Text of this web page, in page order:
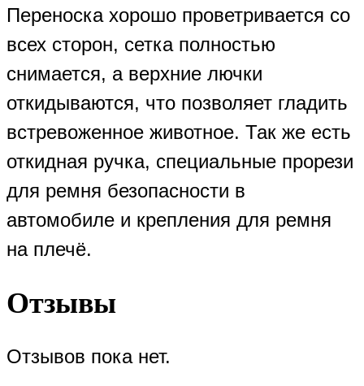
Переноска хорошо проветривается со
всех сторон, сетка полностью
снимается, а верхние лючки
откидываются, что позволяет гладить
встревоженное животное. Так же есть
откидная ручка, специальные прорези
для ремня безопасности в
автомобиле и крепления для ремня
на плечё.
Отзывы
Отзывов пока нет.